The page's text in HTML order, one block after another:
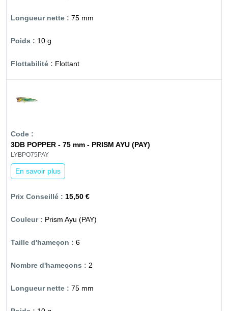
75 mm
10 g
Flottant
3DB POPPER - 75 mm - PRISM AYU (PAY)
LYBPO75PAY
En savoir plus
15,50 €
Prism Ayu (PAY)
6
2
75 mm